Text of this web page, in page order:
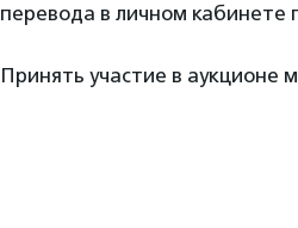
перевода в личном кабинете
Принять участие в аукционе